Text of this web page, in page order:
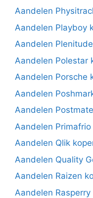
Aandelen
Aandelen Playboy
Aandelen
Aandelen Polestar
Aandelen Porsche
Aandelen
Aandelen
Aandelen Primafrio
Aandelen Qlik
Aandelen Quality
Aandelen Raizen
Aandelen